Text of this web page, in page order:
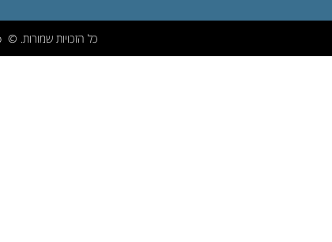
כל הזכויות שמורות. © Upsite Group